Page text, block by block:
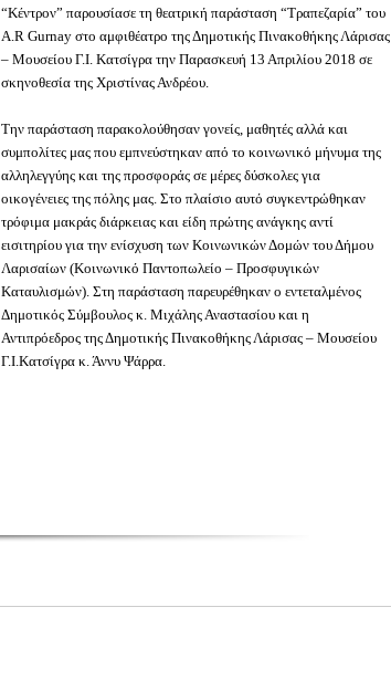
“Κέντρον” παρουσίασε τη θεατρική παράσταση “Τραπεζαρία” του
A.R Gurnay στο αμφιθέατρο της Δημοτικής Πινακοθήκης Λάρισας
– Μουσείου Γ.Ι. Κατσίγρα την Παρασκευή 13 Απριλίου 2018 σε
σκηνοθεσία της Χριστίνας Ανδρέου.
Την παράσταση παρακολούθησαν γονείς, μαθητές αλλά και
συμπολίτες μας που εμπνεύστηκαν από το κοινωνικό μήνυμα της
αλληλεγγύης και της προσφοράς σε μέρες δύσκολες για
οικογένειες της πόλης μας. Στο πλαίσιο αυτό συγκεντρώθηκαν
τρόφιμα μακράς διάρκειας και είδη πρώτης ανάγκης αντί
εισιτηρίου για την ενίσχυση των Κοινωνικών Δομών του Δήμου
Λαρισαίων (Κοινωνικό Παντοπωλείο – Προσφυγικών
Καταυλισμών). Στη παράσταση παρευρέθηκαν ο εντεταλμένος
Δημοτικός Σύμβουλος κ. Μιχάλης Αναστασίου και η
Αντιπρόεδρος της Δημοτικής Πινακοθήκης Λάρισας – Μουσείου
Γ.Ι.Κατσίγρα κ. Άννυ Ψάρρα.